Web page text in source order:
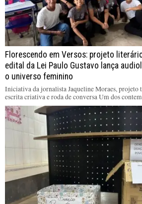
Florescendo em Versos: projeto
edital da Lei Paulo Gustavo lança
o universo feminino
Iniciativa da jornalista Jaqueline Moraes, projeto
escrita criativa e roda de conversa Um dos